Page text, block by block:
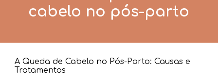
cabelo no pós-parto
A Queda de Cabelo no Pós-Parto: Causas e
Tratamentos